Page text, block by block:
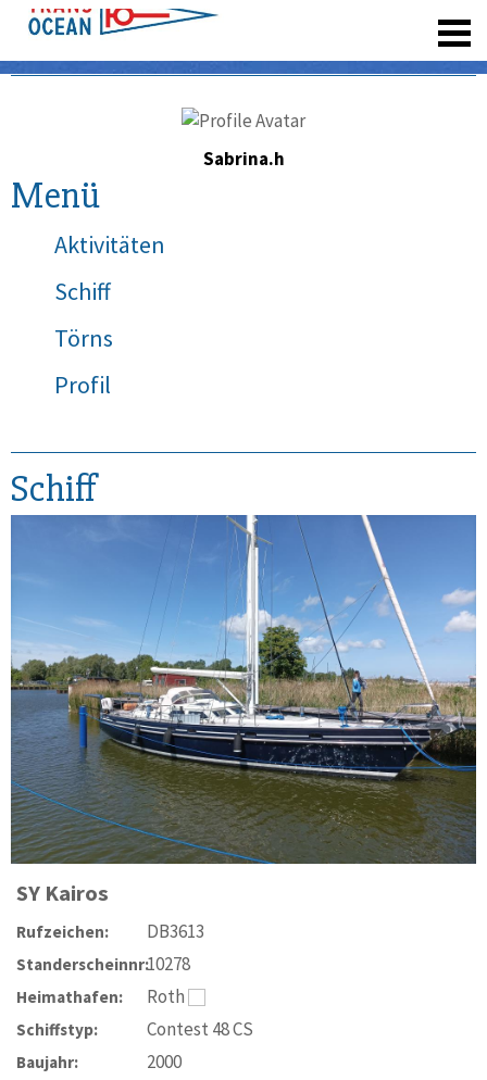
Sabrina.h
Menü
Aktivitäten
Schiff
Törns
Profil
Schiff
SY Kairos
Rufzeichen: DB3613
Standerscheinnr:10278
Heimathafen: Roth
Schiffstyp: Contest 48 CS
Baujahr: 2000